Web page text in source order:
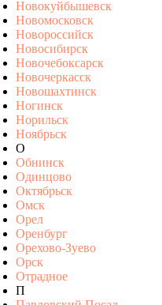
Новокуйбышевск
Новомосковск
Новороссийск
Новосибирск
Новочебоксарск
Новочеркасск
Новошахтинск
Ногинск
Норильск
Ноябрьск
О
Обнинск
Одинцово
Октябрьск
Омск
Орел
Оренбург
Орехово-Зуево
Орск
Отрадное
П